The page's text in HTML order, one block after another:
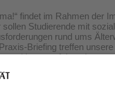
findet im Rahmen der
Studierende mit
rund ums
Briefing treffen unsere
innen aufeinander, um
zu lernen und sich